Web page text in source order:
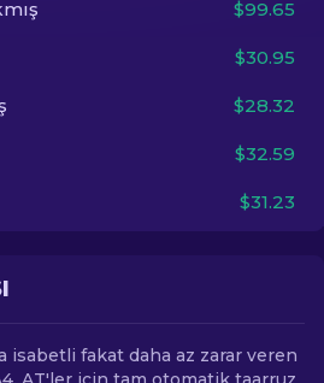
$99.65
$30.95
$28.32
$32.59
$31.23
isabetli fakat daha az zarar veren